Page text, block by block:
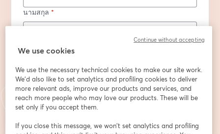
นามสกุล *
Company
ลงทะเบียน
We use cookies
We use the necessary technical cookies to make our site work.
We'd also like to set analytics and profiling cookies to deliver
more relevant ads, improve our products and services, and
reach more people who may love our products. These will be
set only if you accept them.
If you close this message, we won’t set analytics and profiling
Continue without accepting